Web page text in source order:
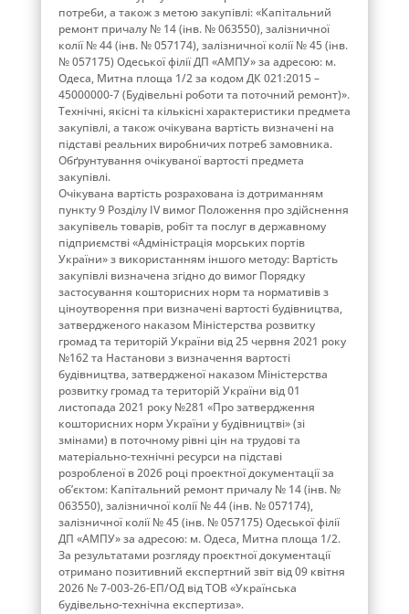
потреби, а також з метою закупівлі: «Капітальний
ремонт причалу № 14 (інв. № 063550), залізничної
колії № 44 (інв. № 057174), залізничної колії № 45 (інв.
№ 057175) Одеської філії ДП «АМПУ» за адресою: м.
Одеса, Митна площа 1/2 за кодом ДК 021:2015 –
45000000-7 (Будівельні роботи та поточний ремонт)».
Технічні, якісні та кількісні характеристики предмета
закупівлі, а також очікувана вартість визначені на
підставі реальних виробничих потреб замовника.
Обґрунтування очікуваної вартості предмета
закупівлі.
Очікувана вартість розрахована із дотриманням
пункту 9 Розділу ІV вимог Положення про здійснення
закупівель товарів, робіт та послуг в державному
підприємстві «Адміністрація морських портів
України» з використанням іншого методу: Вартість
закупівлі визначена згідно до вимог Порядку
застосування кошторисних норм та нормативів з
ціноутворення при визначені вартості будівництва,
затвердженого наказом Міністерства розвитку
громад та територій України від 25 червня 2021 року
№162 та Настанови з визначення вартості
будівництва, затвердженої наказом Міністерства
розвитку громад та територій України від 01
листопада 2021 року №281 «Про затвердження
кошторисних норм України у будівництві» (зі
змінами) в поточному рівні цін на трудові та
матеріально-технічні ресурси на підставі
розробленої в 2026 році проектної документації за
об’єктом: Капітальний ремонт причалу № 14 (інв. №
063550), залізничної колії № 44 (інв. № 057174),
залізничної колії № 45 (інв. № 057175) Одеської філії
ДП «АМПУ» за адресою: м. Одеса, Митна площа 1/2.
За результатами розгляду проєктної документації
отримано позитивний експертний звіт від 09 квітня
2026 № 7-003-26-ЕП/ОД від ТОВ «Українська
будівельно-технічна експертиза».